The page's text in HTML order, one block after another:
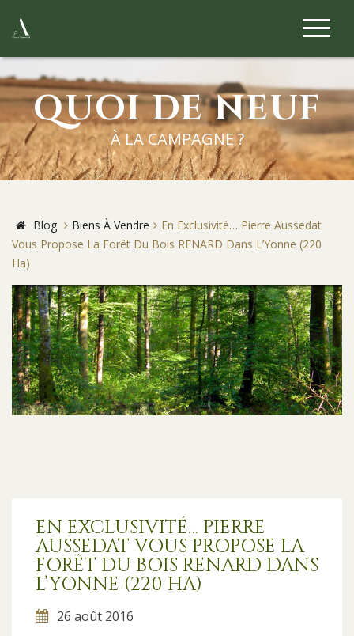
QUOI DE NEUF
À LA CAMPAGNE ?
Blog Biens À Vendre
En Exclusivité… Pierre Aussedat
Vous Propose La Forêt Du Bois RENARD Dans L’Yonne (220
Ha)
EN EXCLUSIVITÉ… PIERRE
AUSSEDAT VOUS PROPOSE LA
FORÊT DU BOIS RENARD DANS
L’YONNE (220 HA)
26 août 2016